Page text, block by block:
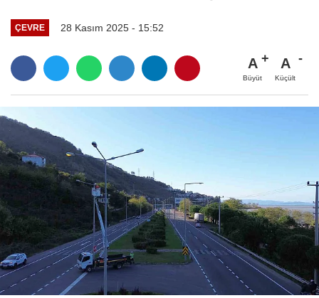
ÇEVRE 28 Kasım 2025 - 15:52
A
Büyüt
A
Küçült